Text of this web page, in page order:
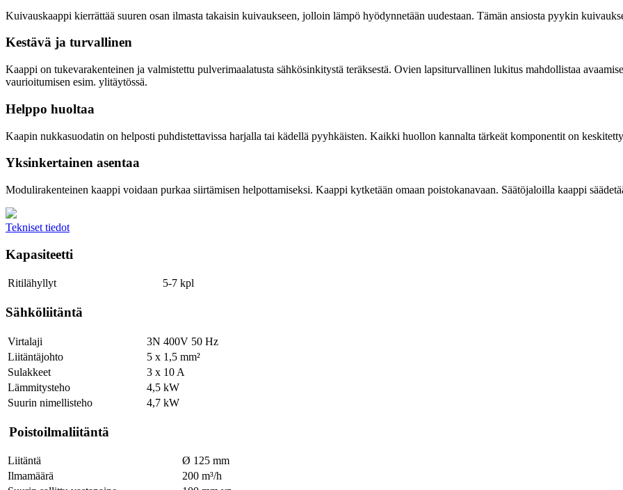
Kuivauskaappi kierrättää suuren osan ilmasta takaisin kuivaukseen, jolloin lämpö hyödynnetään uudestaan. Tämän ansiosta pyykin
Kestävä ja turvallinen
Kaappi on tukevarakenteinen ja valmistettu pulverimaalatusta sähkösinkitystä teräksestä. Ovien lapsiturvallinen lukitus mahdollistaa
vaurioitumisen esim. ylitäytössä.
Helppo huoltaa
Kaapin nukkasuodatin on helposti puhdistettavissa harjalla tai kädellä pyyhkäisten. Kaikki huollon kannalta tärkeät komponentit on
Yksinkertainen asentaa
Modulirakenteinen kaappi voidaan purkaa siirtämisen helpottamiseksi. Kaappi kytketään omaan poistokanavaan. Säätöjaloilla kaappi
Tekniset tiedot
Kapasiteetti
Ritilähyllyt 5-7 kpl
Sähköliitäntä
Virtalaji
3N 400V 50 Hz
Liitäntäjohto
5 x 1,5 mm²
Sulakkeet
3 x 10 A
Lämmitysteho
4,5 kW
Suurin nimellisteho
4,7 kW
Poistoilmaliitäntä
Liitäntä
Ø 125 mm
Ilmamäärä
200 m³/h